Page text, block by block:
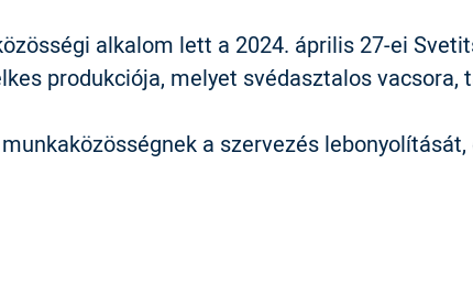
alkalom lett a 2024. április 27-ei
produkciója, melyet svédasztalos
a szervezés